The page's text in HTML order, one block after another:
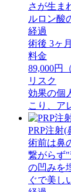
さが生ま
ルロン
経過
術後 3ヶ月
料金
89,000円
リスク
効果の個
こり、ア
PRP注射(
術前は鼻
繋がらず"
の凹みを
ぐで美